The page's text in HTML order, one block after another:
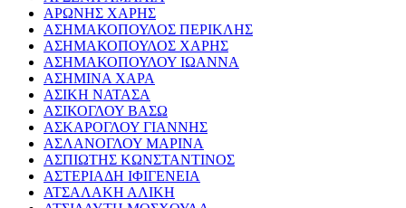
ΑΡΩΝΗΣ ΧΑΡΗΣ
ΑΣΗΜΑΚΟΠΟΥΛΟΣ ΠΕΡΙΚΛΗΣ
ΑΣΗΜΑΚΟΠΟΥΛΟΣ ΧΑΡΗΣ
ΑΣΗΜΑΚΟΠΟΥΛΟΥ ΙΩΑΝΝΑ
ΑΣΗΜΙΝΑ ΧΑΡΑ
ΑΣΙΚΗ ΝΑΤΑΣΑ
ΑΣΙΚΟΓΛΟΥ ΒΑΣΩ
ΑΣΚΑΡΟΓΛΟΥ ΓΙΑΝΝΗΣ
ΑΣΛΑΝΟΓΛΟΥ ΜΑΡΙΝΑ
ΑΣΠΙΩΤΗΣ ΚΩΝΣΤΑΝΤΙΝΟΣ
ΑΣΤΕΡΙΑΔΗ ΙΦΙΓΕΝΕΙΑ
ΑΤΣΑΛΑΚΗ ΑΛΙΚΗ